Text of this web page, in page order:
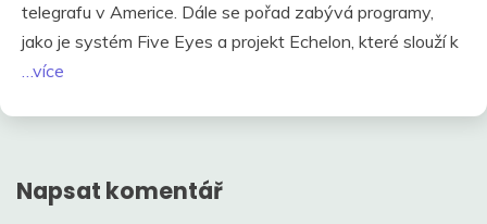
telegrafu v Americe. Dále se pořad zabývá programy,
jako je systém Five Eyes a projekt Echelon, které slouží k
…více
Napsat komentář